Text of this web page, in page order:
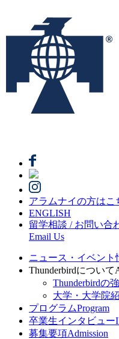
アラムナイの方はこ
ENGLISH
留学相談 / お問い合
Email Us
ニュース・イベント
Thunderbirdについて
Thunderbirdの
大学・大学院
プログラムProgram
卒業生インタビュー
募集要項Admission